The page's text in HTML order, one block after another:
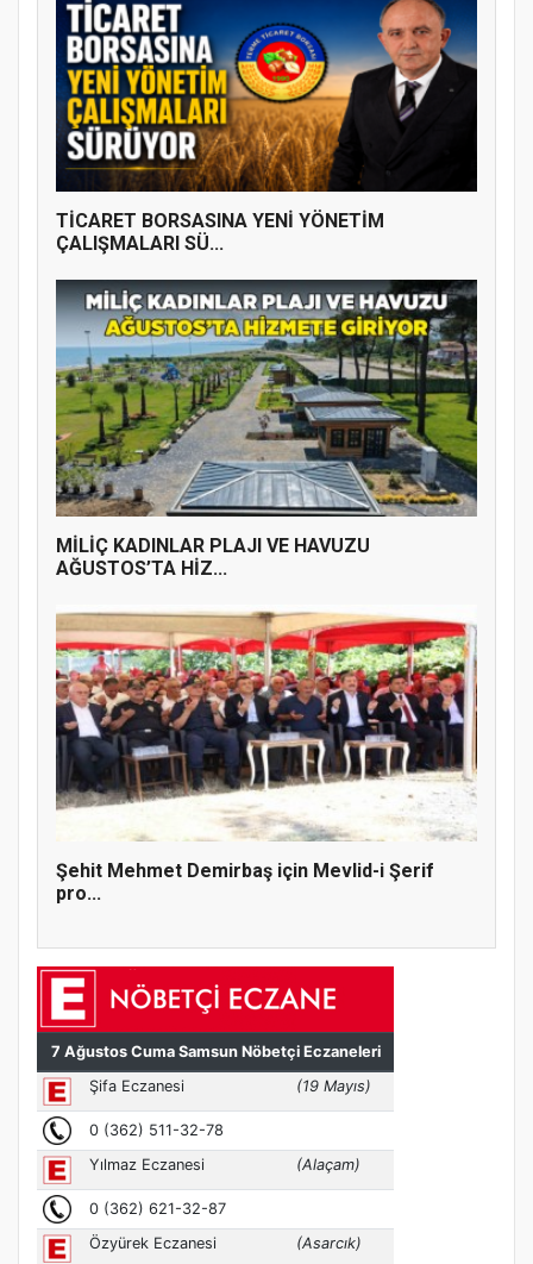
TİCARET BORSASINA YENİ YÖNETİM
ÇALIŞMALARI SÜ...
MİLİÇ KADINLAR PLAJI VE HAVUZU
AĞUSTOS’TA HİZ...
Şehit Mehmet Demirbaş için Mevlid-i Şerif
pro...